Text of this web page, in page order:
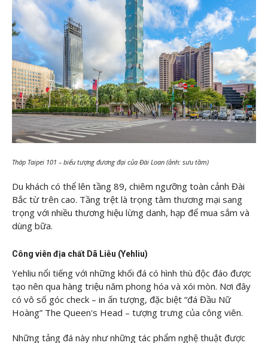
Tháp Taipei 101 – biểu tượng đương đại của Đài Loan (ảnh: sưu tầm)
Du khách có thể lên tầng 89, chiêm ngưỡng toàn cảnh Đài
Bắc từ trên cao. Tầng trệt là trọng tâm thương mại sang
trọng với nhiều thương hiệu lừng danh, hạp để mua sắm và
dùng bữa.
Công viên địa chất Dã Liễu (Yehliu)
Yehliu nổi tiếng với những khối đá có hình thù độc đáo được
tạo nên qua hàng triệu năm phong hóa và xói mòn. Nơi đây
có vô số góc check – in ấn tượng, đặc biệt “đá Đầu Nữ
Hoàng” The Queen's Head – tượng trưng của công viên.
Những tảng đá này như những tác phẩm nghệ thuật được